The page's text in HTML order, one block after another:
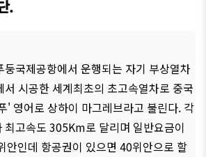
.
둥국제공항에서 운행되는 자기 부상열차
서 시공한 세계최초의 초고속열차로 중국
' 영어로 상하이 마그레브라고 불린다. 각
최고속도 305Km로 달리며 일반요금이
안인데 항공권이 있으면 40위안으로 할